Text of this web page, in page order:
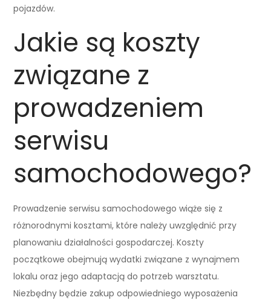
pojazdów.
Jakie są koszty
związane z
prowadzeniem
serwisu
samochodowego?
Prowadzenie serwisu samochodowego wiąże się z
różnorodnymi kosztami, które należy uwzględnić przy
planowaniu działalności gospodarczej. Koszty
początkowe obejmują wydatki związane z wynajmem
lokalu oraz jego adaptacją do potrzeb warsztatu.
Niezbędny będzie zakup odpowiedniego wyposażenia